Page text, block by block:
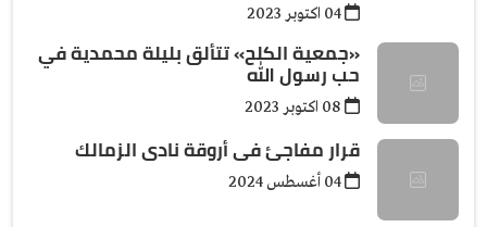
«جمعية الكلح» تتألق بليلة محمدية في
حب رسول الله
قرار مفاجئ فى أروقة نادى الزمالك